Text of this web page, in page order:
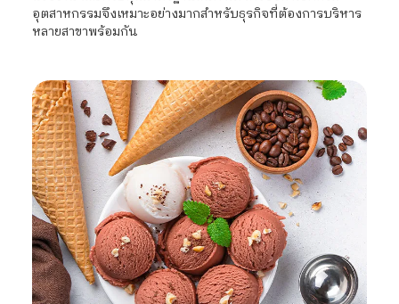
อุตสาหกรรมจึงเหมาะอย่างมากสำหรับธุรกิจที่ต้องการบริหาร
หลายสาขาพร้อมกัน